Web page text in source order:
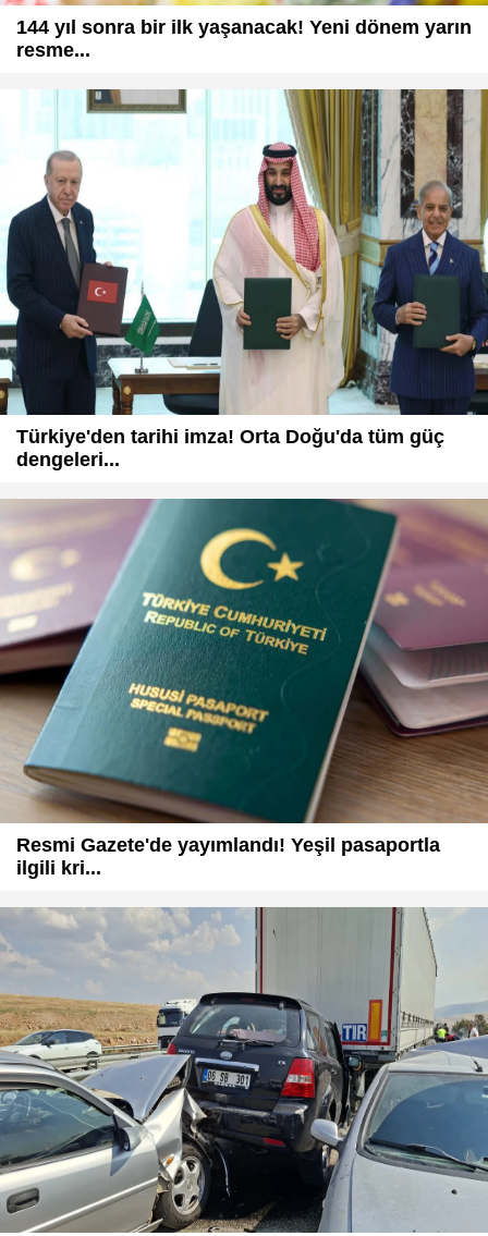
144 yıl sonra bir ilk yaşanacak! Yeni dönem yarın
resme...
Türkiye'den tarihi imza! Orta Doğu'da tüm güç
dengeleri...
Resmi Gazete'de yayımlandı! Yeşil pasaportla
ilgili kri...